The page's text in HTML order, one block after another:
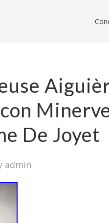
De Joyet
admin